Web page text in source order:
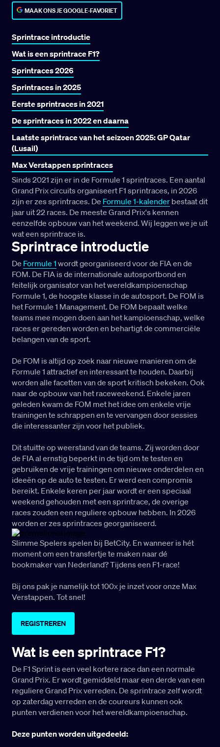
MAAK ONS JE GOOGLE-FAVORIET
Sprintrace introductie
Wat is een sprintrace F1?
Sprintraces 2026
Sprintraces in 2025
Eerste sprintraces in 2021
De sprintraces in 2022 en daarna
Laatste sprintrace van het seizoen 2025: GP Qatar
(Lusail)
Max Verstappen sprintraces
Sinds 2021 zijn er in de Formule 1 sprintraces. Een aantal
Grand Prix circuits organiseert F1 sprintraces, in 2026
zijn er zes sprintraces. De Formule 1-kalender bestaat dit
jaar uit 22 races. De meeste Grand Prix's kennen
eenzelfde opbouw van het weekend. Wij leggen we je uit
wat een sprintrace is.
Sprintrace introductie
De Formule 1 wordt georganiseerd voor de FIA en de
FOM. De FIA is de internationale autosportbond en
feitelijk organisator van het wereldkampioenschap
Formule 1, de hoogste klasse in de autosport. De FOM is
het Formule 1 Management. De FOM bepaalt welke
teams mee mogen doen aan het kampioenschap, welke
races er gereden worden en behartigt de commerciële
belangen van de sport.
De FOM is altijd op zoek naar nieuwe manieren om de
Formule 1 attractief en interessant te houden. Daarbij
worden alle facetten van de sport kritisch bekeken. Ook
naar de opbouw van het raceweekend. Enkele jaren
geleden kwam de FOM met het idee om enkele vrije
trainingen te schrappen en te vervangen door sessies
die interessanter zijn voor het publiek.
Dit stuitte op weerstand van de teams. Zij worden door
de FIA al ernstig beperkt in de tijd om te testen en
gebruiken de vrije trainingen om nieuwe onderdelen en
ideeën op de auto te testen. Er werd een compromis
bereikt. Enkele keren per jaar wordt er een speciaal
weekend gehouden met een sprintrace, de overige
races zouden een reguliere opbouw hebben. In 2026
worden er zes sprintraces georganiseerd.
Slimme Spelers spelen bij BetCity. En wanneer is hét
moment om een transfertje te maken naar dé
bookmaker van Nederland? Tijdens een F1-race!
Bij ons pak je namelijk tot 100x je inzet voor onze Max
Verstappen. Tot snel!
REGISTREREN
Wat is een sprintrace F1?
De F1 Sprint is een veel kortere race dan een normale
Grand Prix. Er wordt gemiddeld maar een derde van een
reguliere Grand Prix verreden. De sprintrace zelf wordt
op zaterdag verreden en de coureurs kunnen ook
punten verdienen voor het wereldkampioenschap.
Deze punten worden uitgedeeld: